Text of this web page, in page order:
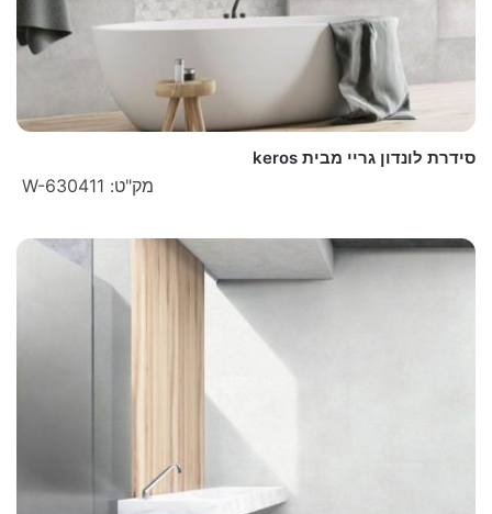
סידרת לונדון גריי מבית keros
מק"ט: W-630411